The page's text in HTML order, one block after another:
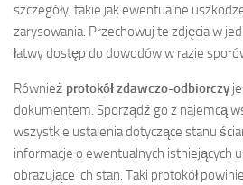
szczegóły, takie jak ewentualne
zarysowania. Przechowuj te zdjęcia w
łatwy dostęp do dowodów w razie
Również protokół zdawczo-odbiorczy
dokumentem. Sporządź go z najemcą
wszystkie ustalenia dotyczące stanu
informacje o ewentualnych istniejących
obrazujące ich stan. Taki protokół